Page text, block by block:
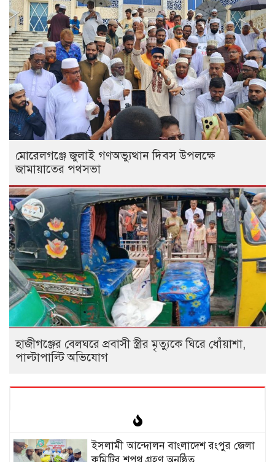
মোরেলগঞ্জে জুলাই গণঅভ্যুত্থান দিবস উপলক্ষে
জামায়াতের পথসভা
হাজীগঞ্জের বেলঘরে প্রবাসী স্ত্রীর মৃত্যুকে ঘিরে ধোঁয়াশা,
পাল্টাপাল্টি অভিযোগ
ইসলামী আন্দোলন বাংলাদেশ রংপুর জেলা